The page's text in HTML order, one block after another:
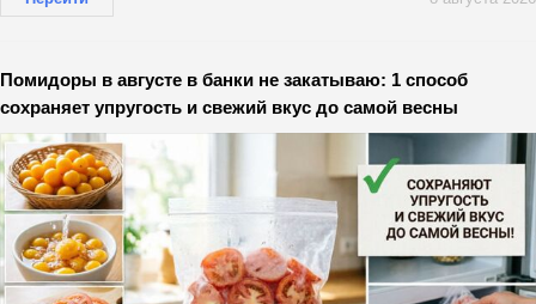
Помидоры в августе в банки не закатываю: 1 способ
сохраняет упругость и свежий вкус до самой весны